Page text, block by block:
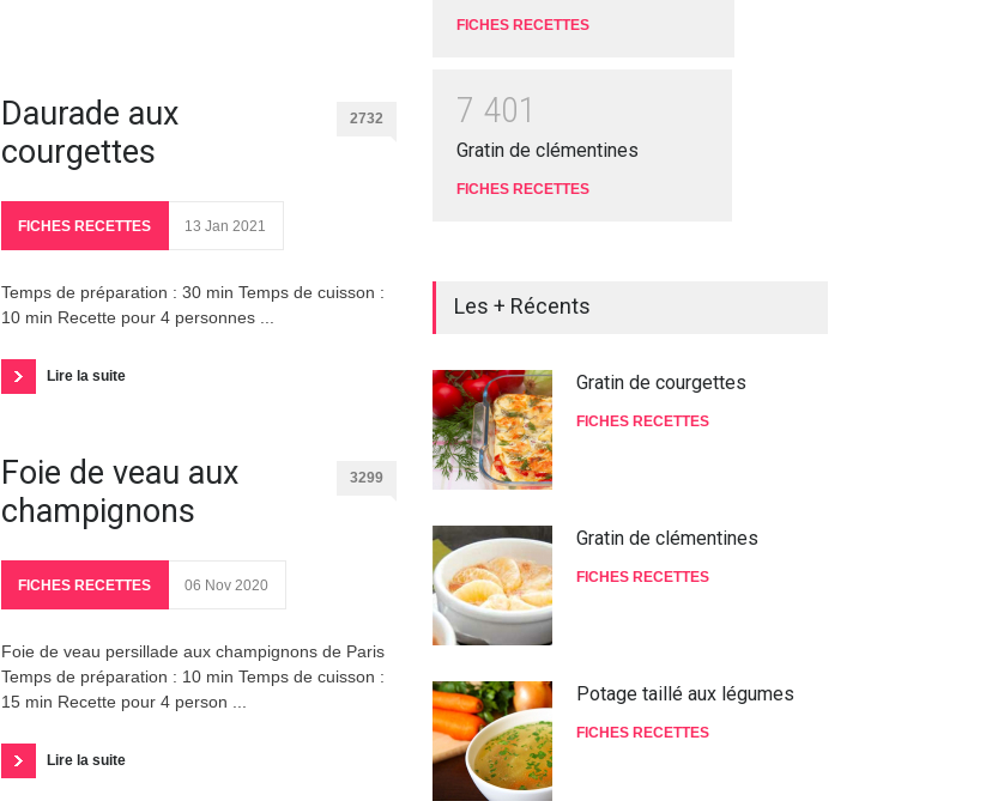
Daurade aux
courgettes
2732
FICHES RECETTES 13 Jan 2021
Temps de préparation : 30 min Temps de cuisson :
10 min Recette pour 4 personnes ...
Lire la suite
Foie de veau aux
champignons
3299
FICHES RECETTES 06 Nov 2020
Foie de veau persillade aux champignons de Paris
Temps de préparation : 10 min Temps de cuisson :
15 min Recette pour 4 person ...
Lire la suite
FICHES RECETTES
7 401
Gratin de clémentines
FICHES RECETTES
Les + Récents
Gratin de courgettes
FICHES RECETTES
Gratin de clémentines
FICHES RECETTES
Potage taillé aux légumes
FICHES RECETTES